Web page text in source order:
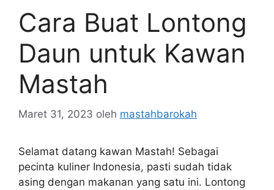
Cara Buat Lontong
Daun untuk Kawan
Mastah
Maret 31, 2023 oleh mastahbarokah
Selamat datang kawan Mastah! Sebagai
pecinta kuliner Indonesia, pasti sudah tidak
asing dengan makanan yang satu ini. Lontong